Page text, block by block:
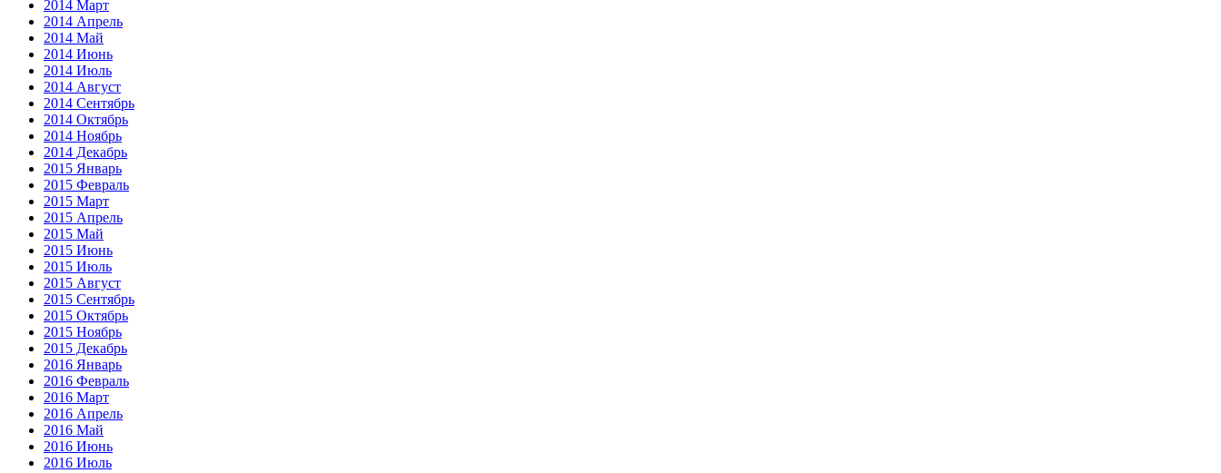
2014 Март
2014 Апрель
2014 Май
2014 Июнь
2014 Июль
2014 Август
2014 Сентябрь
2014 Октябрь
2014 Ноябрь
2014 Декабрь
2015 Январь
2015 Февраль
2015 Март
2015 Апрель
2015 Май
2015 Июнь
2015 Июль
2015 Август
2015 Сентябрь
2015 Октябрь
2015 Ноябрь
2015 Декабрь
2016 Январь
2016 Февраль
2016 Март
2016 Апрель
2016 Май
2016 Июнь
2016 Июль